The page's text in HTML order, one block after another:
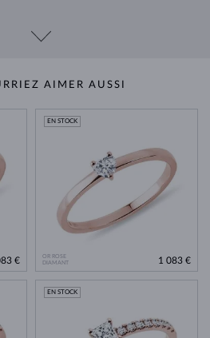
AIMER AUSSI
€
OR ROSE
DIAMANT
EN STOCK
1 083 €
EN STOCK